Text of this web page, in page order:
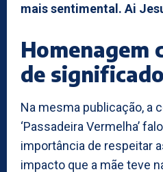
mais sentimental. Ai
Homenagem
de significado
Na mesma publicação, a
‘Passadeira Vermelha’
importância de respeitar
impacto que a mãe teve